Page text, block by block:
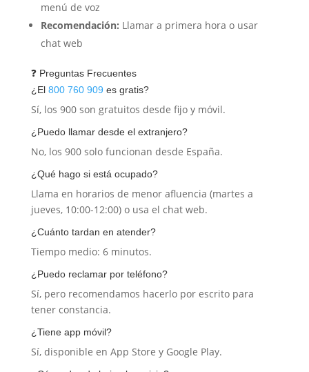
menú de voz
Recomendación: Llamar a primera hora o usar
chat web
❓ Preguntas Frecuentes
¿El 800 760 909 es gratis?
Sí, los 900 son gratuitos desde fijo y móvil.
¿Puedo llamar desde el extranjero?
No, los 900 solo funcionan desde España.
¿Qué hago si está ocupado?
Llama en horarios de menor afluencia (martes a
jueves, 10:00-12:00) o usa el chat web.
¿Cuánto tardan en atender?
Tiempo medio: 6 minutos.
¿Puedo reclamar por teléfono?
Sí, pero recomendamos hacerlo por escrito para
tener constancia.
¿Tiene app móvil?
Sí, disponible en App Store y Google Play.